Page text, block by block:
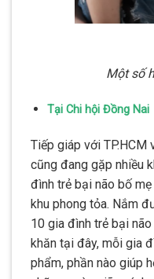
Một số
Tại Chi hội Đồng Nai
Tiếp giáp với TP.HCM
cũng đang gặp nhiều
đình trẻ bại não bố
khu phong tỏa. Nắm
10 gia đình trẻ bại
khăn tại đây, mỗi gia
phẩm, phần nào giúp